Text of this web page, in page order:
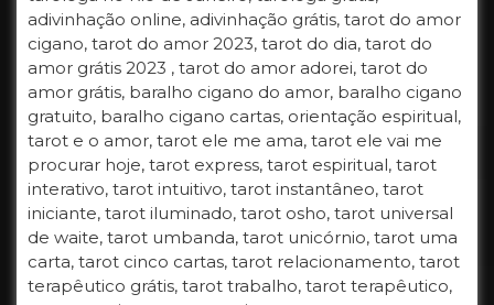
adivinhação online, adivinhação grátis, tarot do amor
cigano, tarot do amor 2023, tarot do dia, tarot do
amor grátis 2023 , tarot do amor adorei, tarot do
amor grátis, baralho cigano do amor, baralho cigano
gratuito, baralho cigano cartas, orientação espiritual,
tarot e o amor, tarot ele me ama, tarot ele vai me
procurar hoje, tarot express, tarot espiritual, tarot
interativo, tarot intuitivo, tarot instantâneo, tarot
iniciante, tarot iluminado, tarot osho, tarot universal
de waite, tarot umbanda, tarot unicórnio, tarot uma
carta, tarot cinco cartas, tarot relacionamento, tarot
terapêutico grátis, tarot trabalho, tarot terapêutico,